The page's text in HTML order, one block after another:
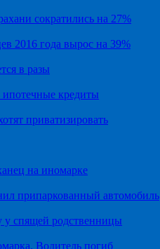
сократились на 27%
2016 года вырос на 39%
в разы
кредиты
приватизировать
на иномарке
припаркованный автомобиль
у спящей родственницы
Водитель погиб